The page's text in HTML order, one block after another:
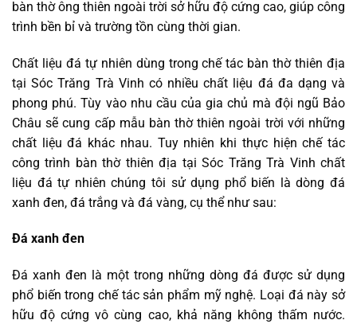
bàn thờ ông thiên ngoài trời sở hữu độ cứng cao, giúp công
trình bền bỉ và trường tồn cùng thời gian.
Chất liệu đá tự nhiên dùng trong chế tác bàn thờ thiên địa
tại Sóc Trăng Trà Vinh có nhiều chất liệu đá đa dạng và
phong phú. Tùy vào nhu cầu của gia chủ mà đội ngũ Bảo
Châu sẽ cung cấp mẫu bàn thờ thiên ngoài trời với những
chất liệu đá khác nhau. Tuy nhiên khi thực hiện chế tác
công trình bàn thờ thiên địa tại Sóc Trăng Trà Vinh chất
liệu đá tự nhiên chúng tôi sử dụng phổ biến là dòng đá
xanh đen, đá trắng và đá vàng, cụ thể như sau:
Đá xanh đen
Đá xanh đen là một trong những dòng đá được sử dụng
phổ biến trong chế tác sản phẩm mỹ nghệ. Loại đá này sở
hữu độ cứng vô cùng cao, khả năng không thấm nước.